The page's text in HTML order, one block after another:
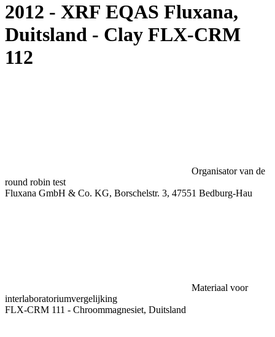
2012 - XRF EQAS Fluxana,
Duitsland - Clay FLX-CRM
112
Organisator van de
round robin test
Fluxana GmbH & Co. KG, Borschelstr. 3, 47551 Bedburg-Hau
Materiaal voor
interlaboratoriumvergelijking
FLX-CRM 111 - Chroommagnesiet, Duitsland